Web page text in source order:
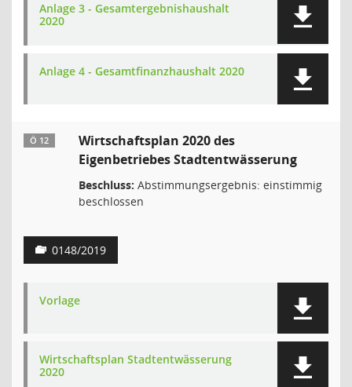
Anlage 3 - Gesamtergebnishaushalt
2020
Anlage 4 - Gesamtfinanzhaushalt 2020
Ö 12
Wirtschaftsplan 2020 des
Eigenbetriebes Stadtentwässerung
Beschluss: Abstimmungsergebnis: einstimmig
beschlossen
0148/2019
Vorlage
Wirtschaftsplan Stadtentwässerung
2020